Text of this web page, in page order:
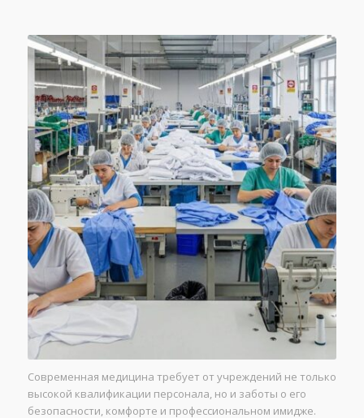
Современная медицина требует от учреждений не только
высокой квалификации персонала, но и заботы о его
безопасности, комфорте и профессиональном имидже.